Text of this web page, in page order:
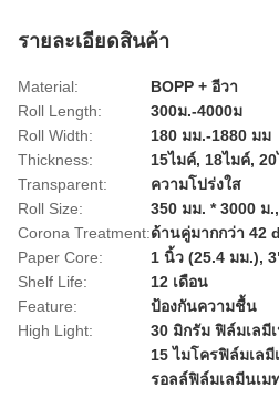
รายละเอียดสินค้า
Material:
BOPP + อีวา
Roll Length:
300ม.-4000ม
Roll Width:
180 มม.-1880 มม
Thickness:
15ไมค์, 18ไมค์,
Transparent:
ความโปร่งใส
Roll Size:
350 มม. * 3000 ม
Corona Treatment:ด้านคู่มากกว่า 42
Paper Core:
1 นิ้ว (25.4 มม.),
Shelf Life:
12 เดือน
Feature:
ป้องกันความชื้น
High Light:
30 มิกรัม ฟิล์มเลมี
15 ไมโครฟิล์มเล
รอลล์ฟิล์มเลมีนเม